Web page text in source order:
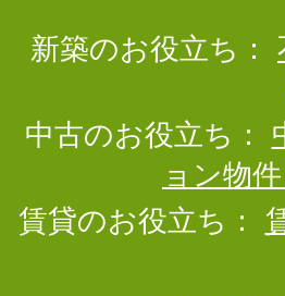
新築のお役立ち：
中古のお役立ち：
ョン物
賃貸のお役立ち：